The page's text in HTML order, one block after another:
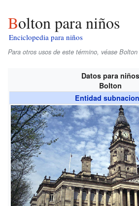
Bolton para niños
Enciclopedia para niños
Para otros usos de este término, véase
Datos para niños
Bolton
Entidad